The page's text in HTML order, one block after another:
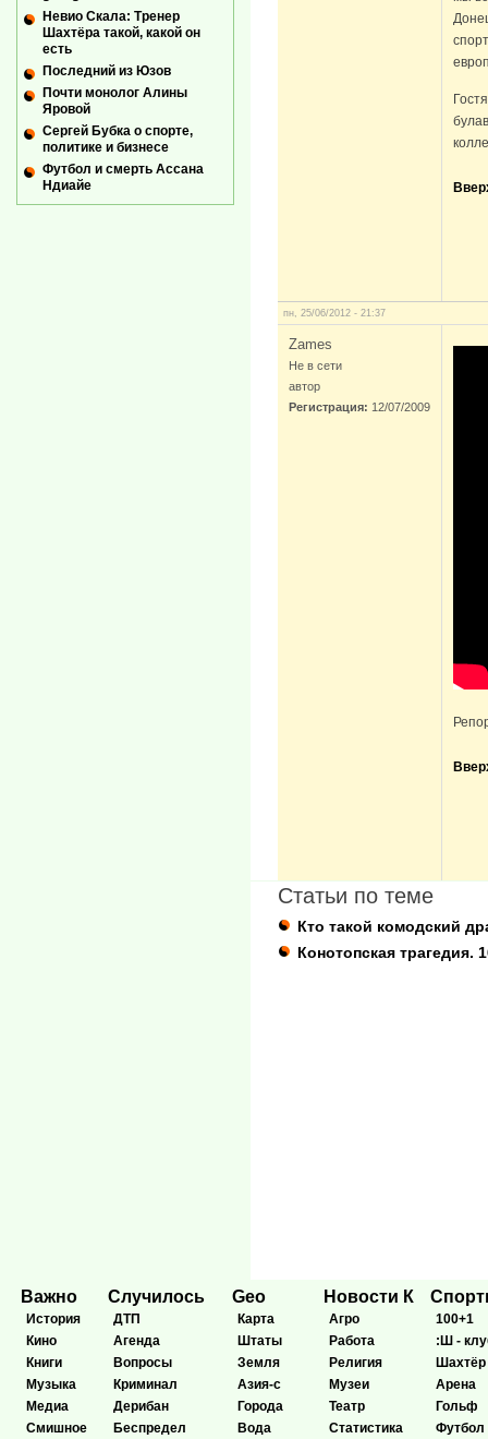
пн, 25/06/2012 - 21:37
Zames
Не в сети
автор
Регистрация: 12/07/2009
Статьи по теме
Кто такой комодский
Конотопская трагедия.
Невио Скала: Тренер
Шахтёра такой, какой он
есть
Последний из Юзов
Почти монолог Алины
Яровой
Сергей Бубка о спорте,
политике и бизнесе
Футбол и смерть Ассана
Ндиайе
Важно
История
Кино
Книги
Музыка
Медиа
Смишное
Случилось
ДТП
Агенда
Вопросы
Криминал
Дерибан
Беспредел
Geo
Карта
Штаты
Земля
Азия-с
Города
Вода
Новости К
Агро
Работа
Религия
Музеи
Театр
Статистика
100+1
:Ш -
Шахтёр
Арена
Гольф
Футбол